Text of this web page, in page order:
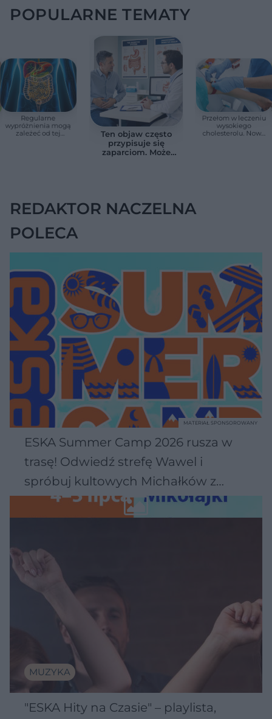
POPULARNE TEMATY
Regularne
wypróżnienia mogą
zależeć od tej
Ten objaw często
przypisuje się
zaparciom. Może
Przełom w leczeniu
wysokiego
cholesterolu. Nowa
REDAKTOR NACZELNA
POLECA
ESKA Summer Camp 2026 rusza w
trasę! Odwiedź strefę Wawel i
spróbuj kultowych Michałków z
Wawelu
MATERIAŁ SPONSOROWANY
MUZYKA
"ESKA Hity na Czasie" – playlista,